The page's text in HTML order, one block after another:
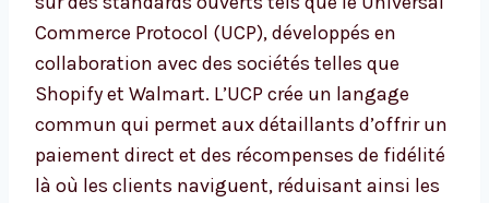
Commerce Protocol (UCP), développés en
collaboration avec des sociétés telles que
Shopify et Walmart. L’UCP crée un langage
commun qui permet aux détaillants d’offrir un
paiement direct et des récompenses de fidélité
là où les clients naviguent, réduisant ainsi les